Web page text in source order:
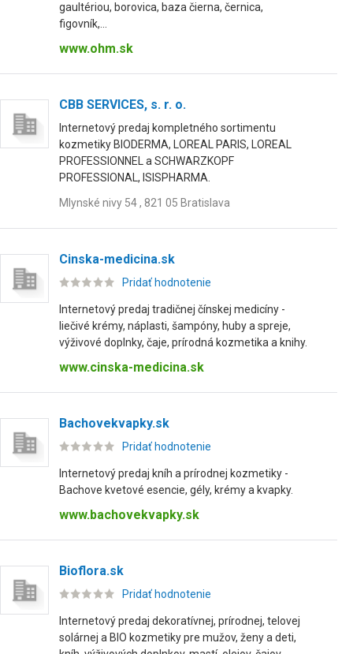
gaultériou, borovica, baza čierna, černica,
figovník,...
www.ohm.sk
CBB SERVICES, s. r. o.
Internetový predaj kompletného sortimentu
kozmetiky BIODERMA, LOREAL PARIS, LOREAL
PROFESSIONNEL a SCHWARZKOPF
PROFESSIONAL, ISISPHARMA.
Mlynské nivy 54 , 821 05 Bratislava
Cinska-medicina.sk
Pridať hodnotenie
Internetový predaj tradičnej čínskej medicíny -
liečivé krémy, náplasti, šampóny, huby a spreje,
výživové doplnky, čaje, prírodná kozmetika a knihy.
www.cinska-medicina.sk
Bachovekvapky.sk
Pridať hodnotenie
Internetový predaj kníh a prírodnej kozmetiky -
Bachove kvetové esencie, gély, krémy a kvapky.
www.bachovekvapky.sk
Bioflora.sk
Pridať hodnotenie
Internetový predaj dekoratívnej, prírodnej, telovej
solárnej a BIO kozmetiky pre mužov, ženy a deti,